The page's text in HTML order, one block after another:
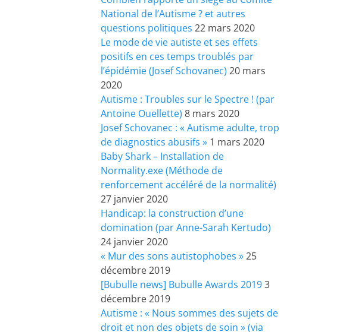
National de l’Autisme ? et autres
questions politiques 22 mars 2020
Le mode de vie autiste et ses effets
positifs en ces temps troublés par
l’épidémie (Josef Schovanec) 20 mars
2020
Autisme : Troubles sur le Spectre ! (par
Antoine Ouellette) 8 mars 2020
Josef Schovanec : « Autisme adulte, trop
de diagnostics abusifs » 1 mars 2020
Baby Shark – Installation de
Normality.exe (Méthode de
renforcement accéléré de la normalité)
27 janvier 2020
Handicap: la construction d’une
domination (par Anne-Sarah Kertudo)
24 janvier 2020
« Mur des sons autistophobes »25
décembre 2019
[Bubulle news] Bubulle Awards 20193
décembre 2019
Autisme : « Nous sommes des sujets de
droit et non des objets de soin » (via